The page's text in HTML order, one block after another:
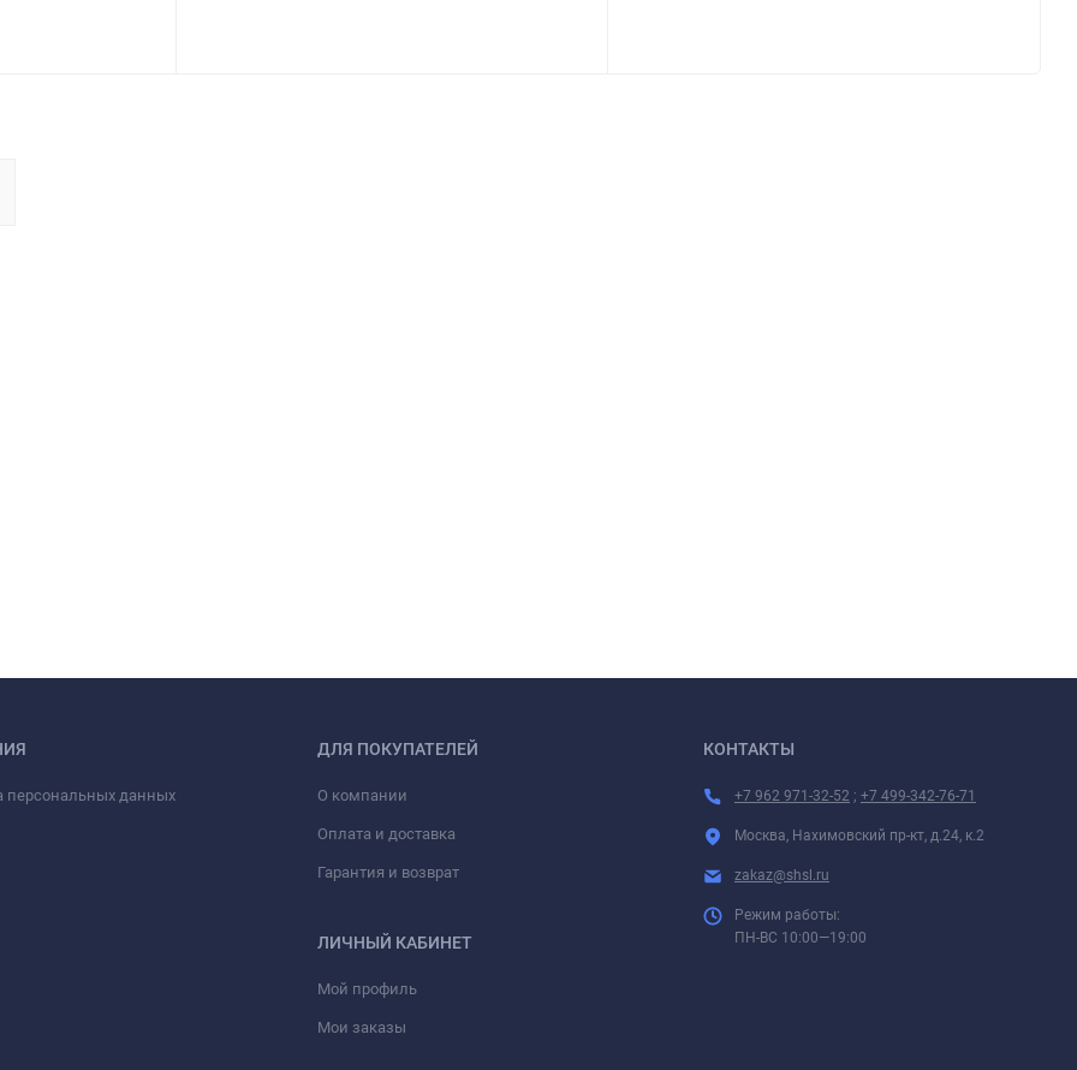
персональных данных
ДЛЯ ПОКУПАТЕЛЕЙ
О компании
Оплата и доставка
Гарантия и возврат
ЛИЧНЫЙ КАБИНЕТ
Мой профиль
Мои заказы
КОНТАКТЫ
+7 962 971-32-52 ; +7 499-342-76-71
Москва, Нахимовский пр-кт, д.24, к.2
zakaz@shsl.ru
Режим работы:
ПН-ВС 10:00—19:00